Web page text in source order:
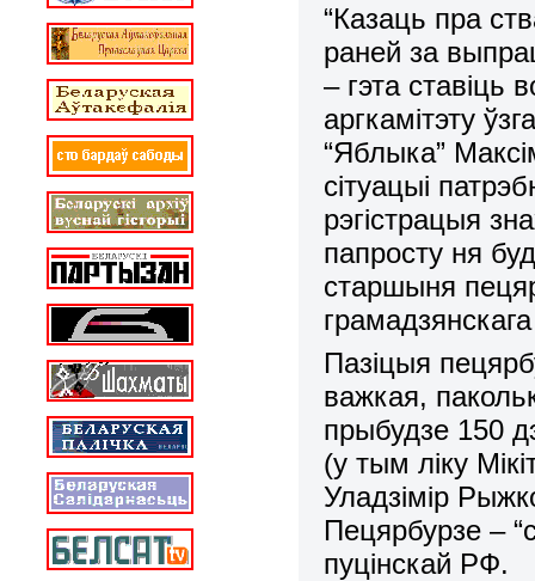
“Казаць пра
раней за
– гэта ставіць
аргкамітэту
“Яблыка”
сітуацыі
рэгістрацыя
папросту ня
старшыня
Пазіцыя
важкая,
прыбудзе 150
(у тым ліку
Уладзімір
Пецярбурзе –
пуцінскай РФ.